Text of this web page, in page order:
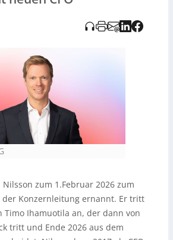
Brandon Spencer und Peter
zum 1.Februar 2026 zum
der Konzernleitung ernannt. Er tritt
Timo Ihamuotila an, der dann von
tritt und Ende 2026 aus dem